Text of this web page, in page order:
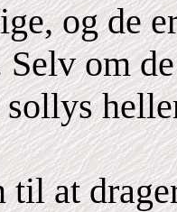
og de
Selv om
til at